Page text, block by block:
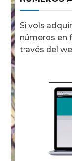
Si vols
números en
través del